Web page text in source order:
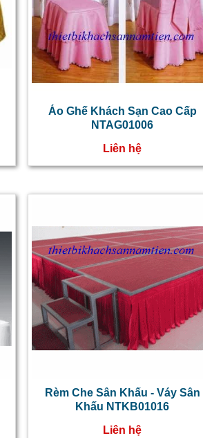
Áo Ghế Khách Sạn Cao Cấp
NTAG01006
Liên hệ
Rèm Che Sân Khấu - Váy Sân
Khấu NTKB01016
Liên hệ